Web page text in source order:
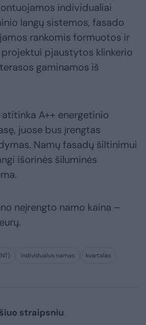
individualiai
langų sistemos, fasado
rankomis formuotos ir
pjaustytos klinkerio
gaminamos iš
A++ energetinio
juose bus įrengtas
Namų fasadų šiltinimui
išorinės šiluminės
neįrengto namo kaina –
individualus namas
kvartalas
straipsniu